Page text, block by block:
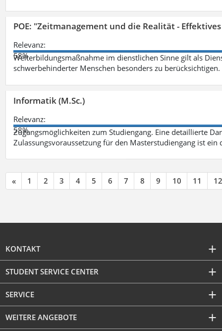
POE: "Zeitmanagement und die Realität -
Relevanz:
58%
Weiterbildungsmaßnahme im dienstlichen Sinne gilt als
schwerbehinderter Menschen besonders zu berücksichtigen.
Informatik (M.Sc.)
Relevanz:
58%
Zugangsmöglichkeiten zum Studiengang. Eine detaillierte
Zulassungsvoraussetzung für den Masterstudiengang ist
« 1 2 3 4 5 6 7 8 9 10 11 12
KONTAKT
STUDENT SERVICE CENTER
SERVICE
WEITERE ANGEBOTE